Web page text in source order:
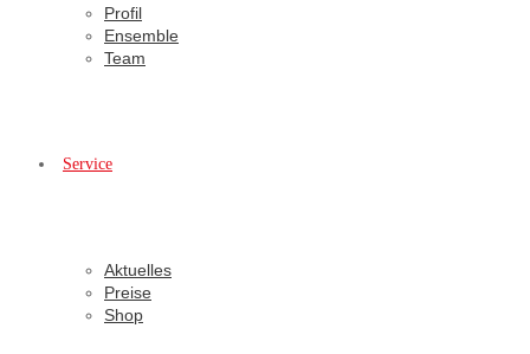
Profil
Ensemble
Team
Service
Aktuelles
Preise
Shop